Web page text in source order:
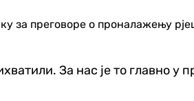
преговоре о проналажењу
За нас је то главно у